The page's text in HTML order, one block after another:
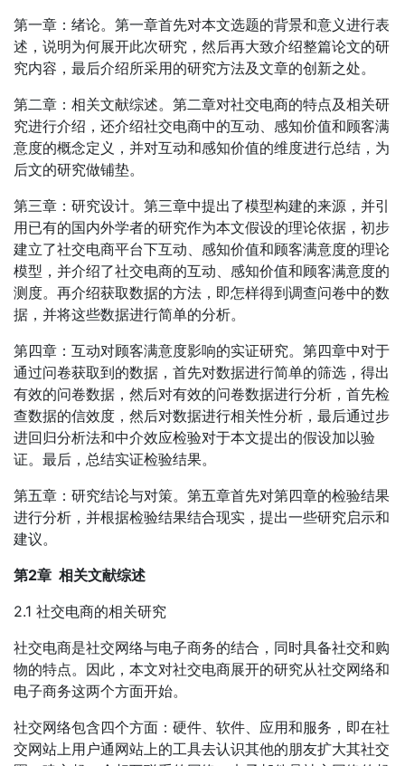
第一章：绪论。第一章首先对本文选题的背景和意义进行表
述，说明为何展开此次研究，然后再大致介绍整篇论文的研
究内容，最后介绍所采用的研究方法及文章的创新之处。
第二章：相关文献综述。第二章对社交电商的特点及相关研
究进行介绍，还介绍社交电商中的互动、感知价值和顾客满
意度的概念定义，并对互动和感知价值的维度进行总结，为
后文的研究做铺垫。
第三章：研究设计。第三章中提出了模型构建的来源，并引
用已有的国内外学者的研究作为本文假设的理论依据，初步
建立了社交电商平台下互动、感知价值和顾客满意度的理论
模型，并介绍了社交电商的互动、感知价值和顾客满意度的
测度。再介绍获取数据的方法，即怎样得到调查问卷中的数
据，并将这些数据进行简单的分析。
第四章：互动对顾客满意度影响的实证研究。第四章中对于
通过问卷获取到的数据，首先对数据进行简单的筛选，得出
有效的问卷数据，然后对有效的问卷数据进行分析，首先检
查数据的信效度，然后对数据进行相关性分析，最后通过步
进回归分析法和中介效应检验对于本文提出的假设加以验
证。最后，总结实证检验结果。
第五章：研究结论与对策。第五章首先对第四章的检验结果
进行分析，并根据检验结果结合现实，提出一些研究启示和
建议。
第2章 相关文献综述
2.1 社交电商的相关研究
社交电商是社交网络与电子商务的结合，同时具备社交和购
物的特点。因此，本文对社交电商展开的研究从社交网络和
电子商务这两个方面开始。
社交网络包含四个方面：硬件、软件、应用和服务，即在社
交网站上用户通网站上的工具去认识其他的朋友扩大其社交